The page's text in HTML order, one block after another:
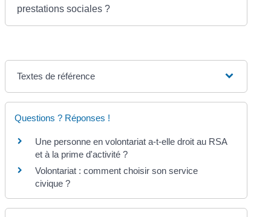
prestations sociales ?
Textes de référence
Questions ? Réponses !
Une personne en volontariat a-t-elle droit au RSA
et à la prime d'activité ?
Volontariat : comment choisir son service
civique ?